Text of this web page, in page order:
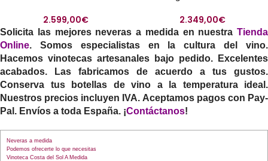
2.599,00€ 2.349,00€
Solicita las mejores neveras a medida en nuestra Tienda
Online. Somos especialistas en la cultura del vino.
Hacemos vinotecas artesanales bajo pedido. Excelentes
acabados. Las fabricamos de acuerdo a tus gustos.
Conserva tus botellas de vino a la temperatura ideal.
Nuestros precios incluyen IVA. Aceptamos pagos con Pay-
Pal. Envíos a toda España. ¡Contáctanos!
Neveras a medida
Podemos ofrecerte lo que necesitas
Vinoteca Costa del Sol A Medida